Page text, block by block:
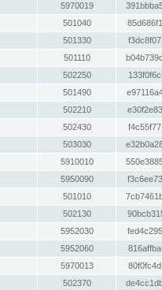
5970019
501040
501330
501110
502250
501490
502210
502430
503030
5910010
5950090
501010
502130
5952030
5952060
5970013
502370